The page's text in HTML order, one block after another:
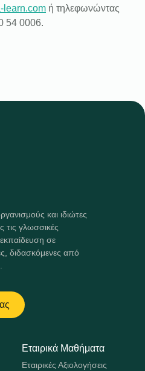
learn.com ή τηλεφωνώντας
54 0006.
και ιδιώτες
τις γλωσσικές
σε
διδασκόμενες από
Εταιρικά Μαθήματα
Εταιρικές Αξιολογήσεις